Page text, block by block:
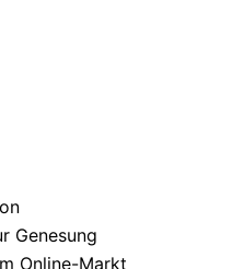
Genesung
Online-Markt